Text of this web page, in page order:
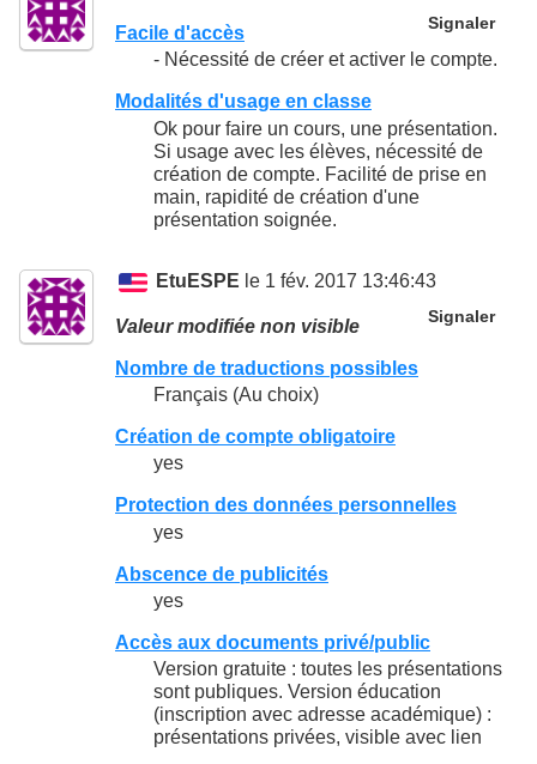
Signaler
Facile d'accès
- Nécessité de créer et activer le compte.
Modalités d'usage en classe
Ok pour faire un cours, une présentation.
Si usage avec les élèves, nécessité de
création de compte. Facilité de prise en
main, rapidité de création d'une
présentation soignée.
EtuESPE le 1 fév. 2017 13:46:43
Signaler
Valeur modifiée non visible
Nombre de traductions possibles
Français (Au choix)
Création de compte obligatoire
yes
Protection des données personnelles
yes
Abscence de publicités
yes
Accès aux documents privé/public
Version gratuite : toutes les présentations
sont publiques. Version éducation
(inscription avec adresse académique) :
présentations privées, visible avec lien